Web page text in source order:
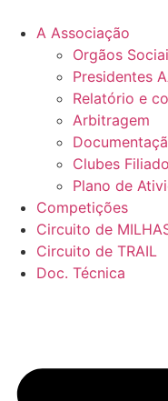
para
conteúdo
A Associação
Orgãos
Presidentes
Relatório e
Arbitragem
Clubes
Plano de
Competições
Circuito de
Circuito de TRAIL
Doc. Técnica